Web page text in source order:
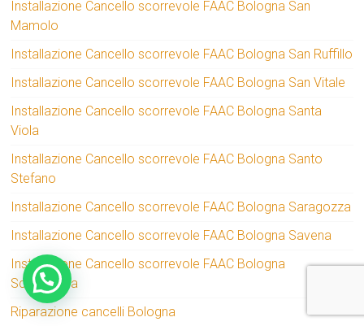
Installazione Cancello scorrevole FAAC Bologna San
Mamolo
Installazione Cancello scorrevole FAAC Bologna San Ruffillo
Installazione Cancello scorrevole FAAC Bologna San Vitale
Installazione Cancello scorrevole FAAC Bologna Santa
Viola
Installazione Cancello scorrevole FAAC Bologna Santo
Stefano
Installazione Cancello scorrevole FAAC Bologna Saragozza
Installazione Cancello scorrevole FAAC Bologna Savena
Installazione Cancello scorrevole FAAC Bologna
Scandellara
Riparazione cancelli Bologna